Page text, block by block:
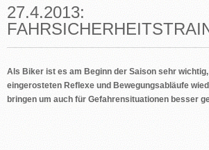
27.4.2013:
Als Biker ist es am Beginn der Saison sehr
eingerosteten Reflexe und Bewegungsabläufe
bringen um auch für Gefahrensituationen besser